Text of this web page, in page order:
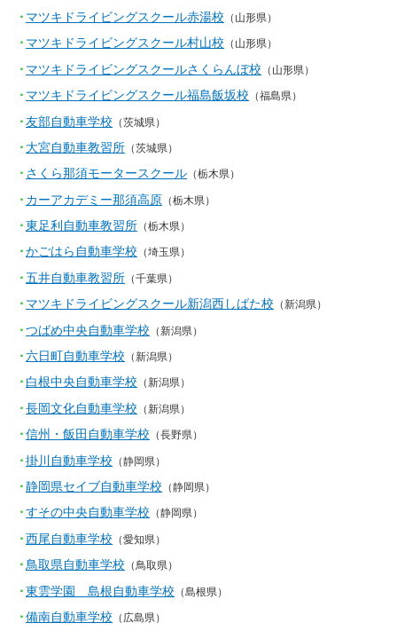
マツキドライビングスクール赤湯校 （山形県）
マツキドライビングスクール村山校 （山形県）
マツキドライビングスクールさくらんぼ校 （山形県）
マツキドライビングスクール福島飯坂校 （福島県）
友部自動車学校 （茨城県）
大宮自動車教習所 （茨城県）
さくら那須モータースクール （栃木県）
カーアカデミー那須高原 （栃木県）
東足利自動車教習所 （栃木県）
かごはら自動車学校 （埼玉県）
五井自動車教習所 （千葉県）
マツキドライビングスクール新潟西しばた校 （新潟県）
つばめ中央自動車学校 （新潟県）
六日町自動車学校 （新潟県）
白根中央自動車学校 （新潟県）
長岡文化自動車学校 （新潟県）
信州・飯田自動車学校 （長野県）
掛川自動車学校 （静岡県）
静岡県セイブ自動車学校 （静岡県）
すその中央自動車学校 （静岡県）
西尾自動車学校 （愛知県）
鳥取県自動車学校 （鳥取県）
東雲学園 島根自動車学校 （島根県）
備南自動車学校 （広島県）